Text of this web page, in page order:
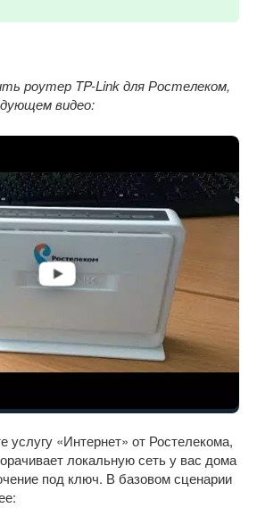
роутер TP-Link для Ростелеком,
видео:
услугу «Интернет» от Ростелекома,
локальную сеть у вас дома
под ключ. В базовом сценарии